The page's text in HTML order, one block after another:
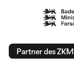
Partner des ZKM